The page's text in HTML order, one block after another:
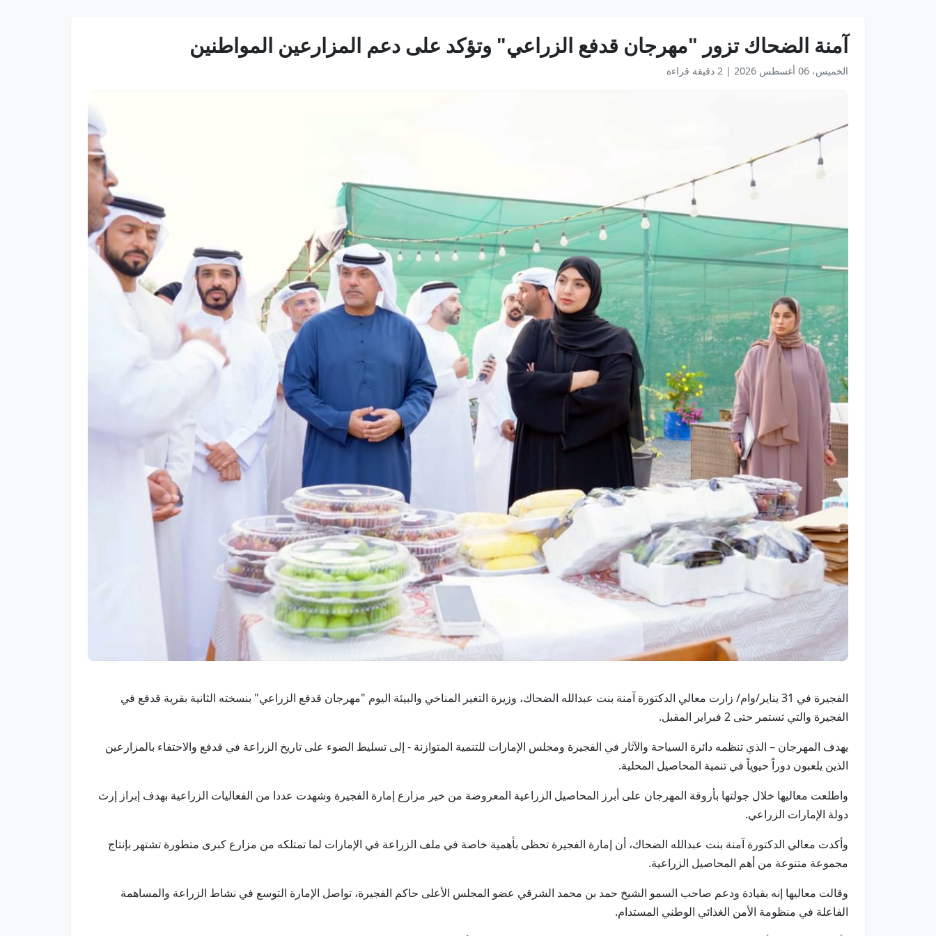
آمنة الضحاك تزور "مهرجان قدفع الزراعي" وتؤكد على دعم المزارعين المواطنين
الخميس، 06 أغسطس 2026 | 2 دقيقة قراءة
الفجيرة في 31 يناير/وام/ زارت معالي الدكتورة آمنة بنت عبدالله الضحاك، وزيرة التغير المناخي والبيئة اليوم "مهرجان قدفع الزراعي" بنسخته الثانية بقرية قدفع في
الفجيرة والتي تستمر حتى 2 فبراير المقبل.
يهدف المهرجان – الذي تنظمه دائرة السياحة والآثار في الفجيرة ومجلس الإمارات للتنمية المتوازنة - إلى تسليط الضوء على تاريخ الزراعة في قدفع والاحتفاء بالمزارعين
الذين يلعبون دوراً حيوياً في تنمية المحاصيل المحلية.
واطلعت معاليها خلال جولتها بأروقة المهرجان على أبرز المحاصيل الزراعية المعروضة من خير مزارع إمارة الفجيرة وشهدت عددا من الفعاليات الزراعية بهدف إبراز إرث
دولة الإمارات الزراعي.
وأكدت معالي الدكتورة آمنة بنت عبدالله الضحاك، أن إمارة الفجيرة تحظى بأهمية خاصة في ملف الزراعة في الإمارات لما تمتلكه من مزارع كبرى متطورة تشتهر بإنتاج
مجموعة متنوعة من أهم المحاصيل الزراعية.
وقالت معاليها إنه بقيادة ودعم صاحب السمو الشيخ حمد بن محمد الشرقي عضو المجلس الأعلى حاكم الفجيرة، تواصل الإمارة التوسع في نشاط الزراعة والمساهمة
الفاعلة في منظومة الأمن الغذائي الوطني المستدام.